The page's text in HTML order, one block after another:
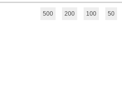
50
100
200
500